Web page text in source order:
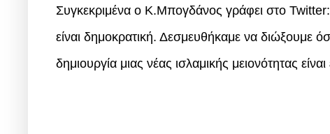
Συγκεκριμένα ο Κ.Μπογδάνος γράφει στο Twitter:
είναι δημοκρατική. Δεσμευθήκαμε να διώξουμε
δημιουργία μιας νέας ισλαμικής μειονότητας